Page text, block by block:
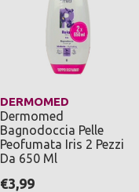
DERMOMED
Dermomed
Bagnodoccia Pelle
Peofumata Iris 2 Pezzi
Da 650 Ml
€3,99